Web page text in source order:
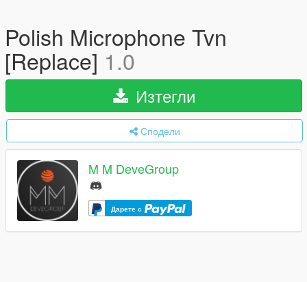
Polish Microphone Tvn
[Replace] 1.0
Изтегли
Сподели
M M DeveGroup
Дарете с